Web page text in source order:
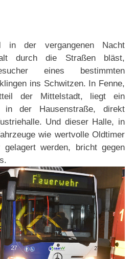
in der vergangenen Nacht
durch die Straßen bläst,
eines bestimmten
ins Schwitzen. In Fenne,
der Mittelstadt, liegt ein
in der Hausenstraße, direkt
Und dieser Halle, in
wie wertvolle Oldtimer
gelagert werden, bricht gegen